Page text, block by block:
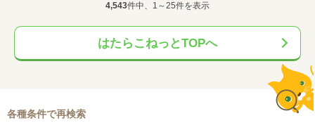
4,543件中、1～25件を表示
はたらこねっとTOPへ
各種条件で再検索